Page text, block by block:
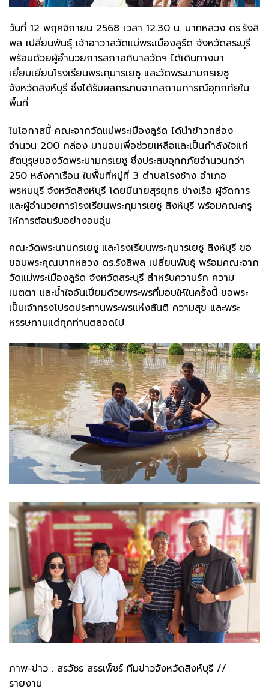
วันที่ 12 พฤศจิกายน 2568 เวลา 12.30 น. บาทหลวง ดร.รังสิ
พล เปลี่ยนพันธุ์ เจ้าอาวาสวัดแม่พระเมืองลูร์ด จังหวัดสระบุรี
พร้อมด้วยผู้อำนวยการสภาอภิบาลวัดฯ ได้เดินทางมา
เยี่ยมเยียนโรงเรียนพระกุมารเยซู และวัดพระนามกรเยซู
จังหวัดสิงห์บุรี ซึ่งได้รับผลกระทบจากสถานการณ์อุทกภัยใน
พื้นที่
ในโอกาสนี้ คณะจากวัดแม่พระเมืองลูร์ด ได้นำข้าวกล่อง
จำนวน 200 กล่อง มามอบเพื่อช่วยเหลือและเป็นกำลังใจแก่
สัตบุรุษของวัดพระนามกรเยซู ซึ่งประสบอุทกภัยจำนวนกว่า
250 หลังคาเรือน ในพื้นที่หมู่ที่ 3 ตำบลโรงช้าง อำเภอ
พรหมบุรี จังหวัดสิงห์บุรี โดยมีนายสุรยุทธ ช่างเรือ ผู้จัดการ
และผู้อำนวยการโรงเรียนพระกุมารเยซู สิงห์บุรี พร้อมคณะครู
ให้การต้อนรับอย่างอบอุ่น
คณะวัดพระนามกรเยซู และโรงเรียนพระกุมารเยซู สิงห์บุรี ขอ
ขอบพระคุณบาทหลวง ดร.รังสิพล เปลี่ยนพันธุ์ พร้อมคณะจาก
วัดแม่พระเมืองลูร์ด จังหวัดสระบุรี สำหรับความรัก ความ
เมตตา และน้ำใจอันเปี่ยมด้วยพระพรที่มอบให้ในครั้งนี้ ขอพระ
เป็นเจ้าทรงโปรดประทานพระพรแห่งสันติ ความสุข และพระ
หรรษทานแด่ทุกท่านตลอดไป
ภาพ-ข่าว : สรวัชร สรรเพ็ชร์ ทีมข่าวจังหวัดสิงห์บุรี //
รายงาน